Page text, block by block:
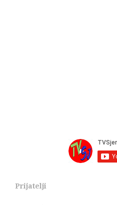
Prijatelji